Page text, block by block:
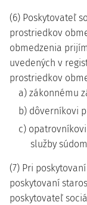
(6) Poskytovateľ
prostriedkov
obmedzenia
uvedených v
prostriedkov
a) zákonnému
b) dôverníkovi
c)
služby
(7) Pri
poskytovaní
poskytovateľ